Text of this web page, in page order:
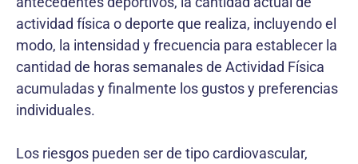
actividad física o deporte que realiza, incluyendo el
modo, la intensidad y frecuencia para establecer la
cantidad de horas semanales de Actividad Física
acumuladas y finalmente los gustos y preferencias
individuales.
Los riesgos pueden ser de tipo cardiovascular,